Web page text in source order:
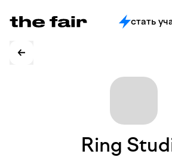
стать
Ring